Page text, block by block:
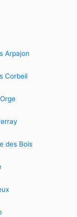
Arpajon
Corbeil
des Bois